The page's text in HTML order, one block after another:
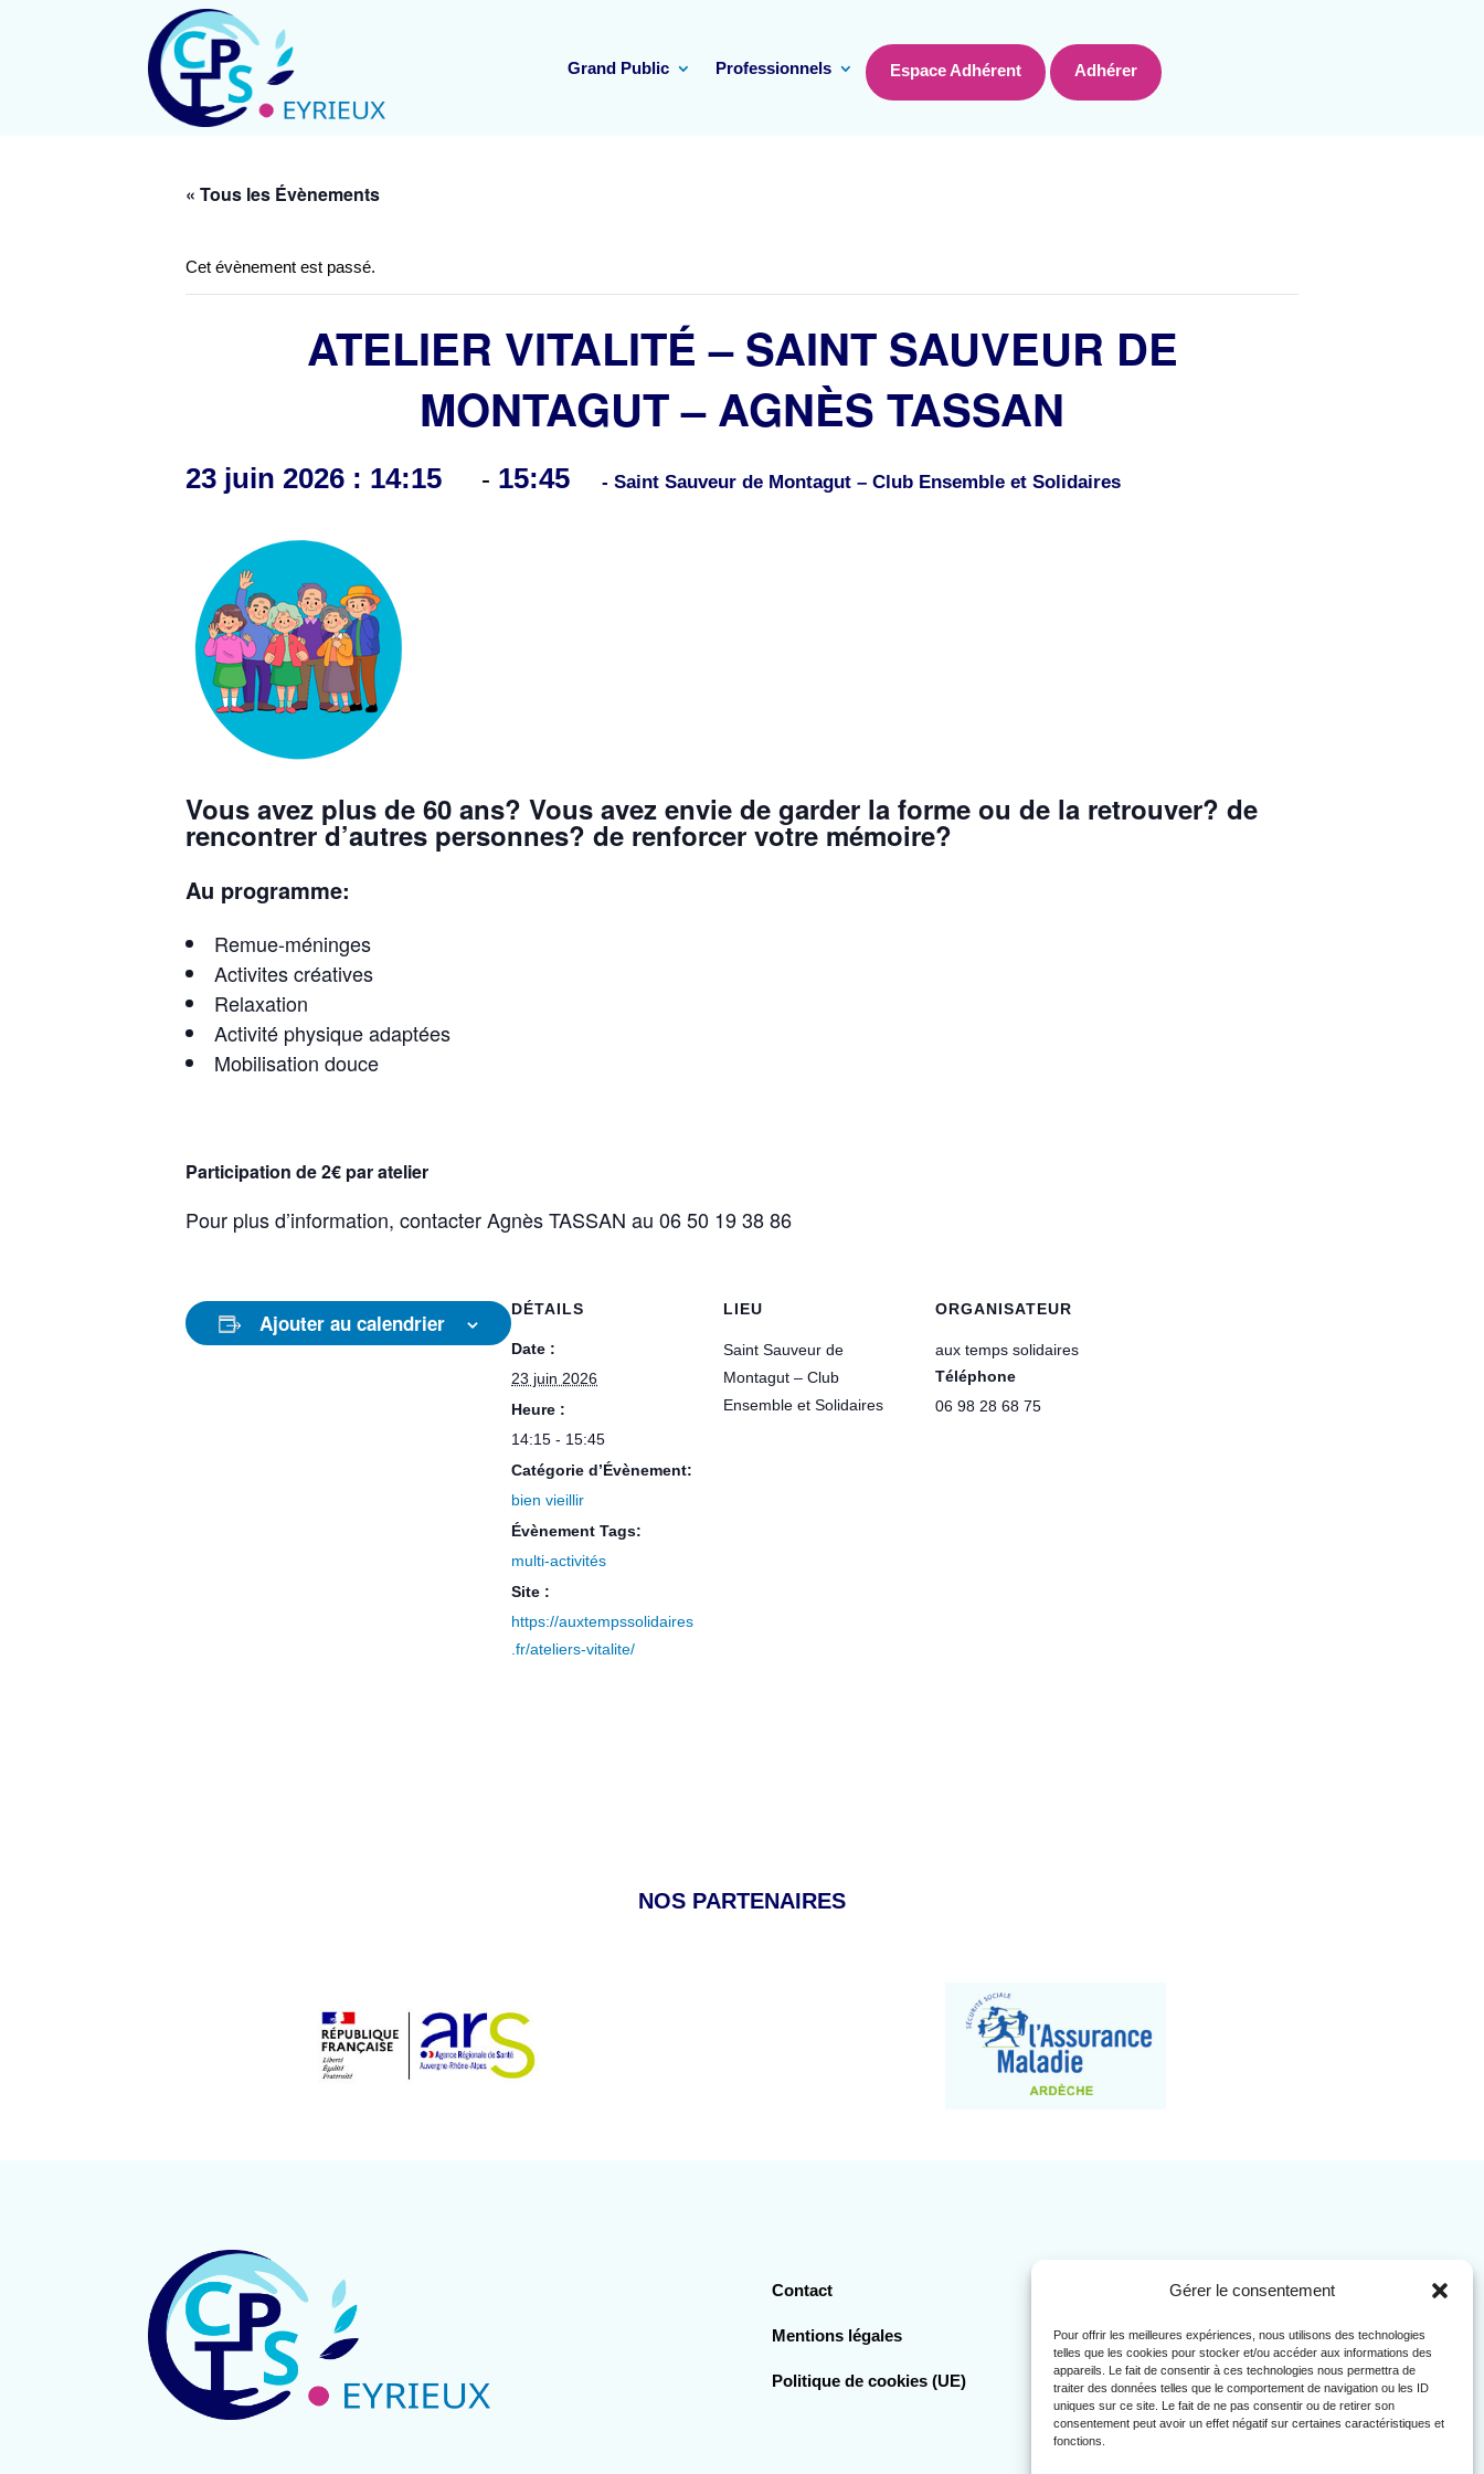
Gérer le consentement
Pour offrir les meilleures expériences, nous utilisons des technologies
telles que les cookies pour stocker et/ou accéder aux informations des
appareils. Le fait de consentir à ces technologies nous permettra de
traiter des données telles que le comportement de navigation ou les ID
uniques sur ce site. Le fait de ne pas consentir ou de retirer son
consentement peut avoir un effet négatif sur certaines caractéristiques et
fonctions.
Grand Public Professionnels Espace Adhérent Adhérer
« Tous les Évènements
Cet évènement est passé.
ATELIER VITALITÉ – SAINT SAUVEUR DE
MONTAGUT – AGNÈS TASSAN
23 juin 2026 : 14:15 - 15:45 - Saint Sauveur de Montagut – Club Ensemble et Solidaires
Vous avez plus de 60 ans? Vous avez envie de garder la forme ou de la retrouver? de
rencontrer d’autres personnes? de renforcer votre mémoire?
Au programme:
Remue-méninges
Activites créatives
Relaxation
Activité physique adaptées
Mobilisation douce
Participation de 2€ par atelier
Pour plus d’information, contacter Agnès TASSAN au 06 50 19 38 86
Ajouter au calendrier
DÉTAILS
Date :
23 juin 2026
Heure :
14:15 - 15:45
Catégorie d’Évènement:
bien vieillir
Évènement Tags:
multi-activités
Site :
https://auxtempssolidaires
.fr/ateliers-vitalite/
LIEU
Saint Sauveur de
Montagut – Club
Ensemble et Solidaires
ORGANISATEUR
aux temps solidaires
Téléphone
06 98 28 68 75
NOS PARTENAIRES
Contact
Mentions légales
Politique de cookies (UE)